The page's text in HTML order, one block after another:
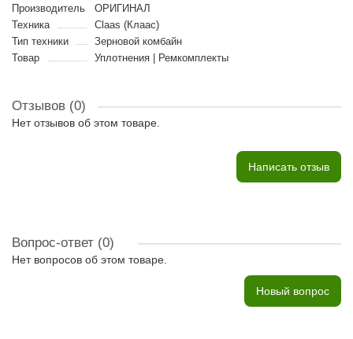
Производитель
ОРИГИНАЛ
Техника
Claas (Клаас)
Тип техники
Зерновой комбайн
Товар
Уплотнения | Ремкомплекты
Отзывов (0)
Нет отзывов об этом товаре.
Написать отзыв
Вопрос-ответ (0)
Нет вопросов об этом товаре.
Новый вопрос